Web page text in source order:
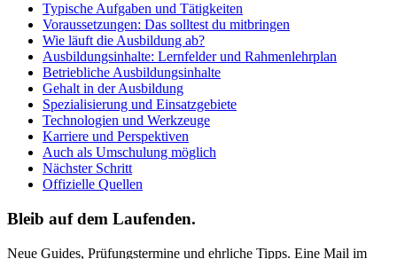
Typische Aufgaben und Tätigkeiten
Voraussetzungen: Das solltest du mitbringen
Wie läuft die Ausbildung ab?
Ausbildungsinhalte: Lernfelder und Rahmenlehrplan
Betriebliche Ausbildungsinhalte
Gehalt in der Ausbildung
Spezialisierung und Einsatzgebiete
Technologien und Werkzeuge
Karriere und Perspektiven
Auch als Umschulung möglich
Nächster Schritt
Offizielle Quellen
Bleib auf dem Laufenden.
Neue Guides, Prüfungstermine und ehrliche Tipps. Eine Mail im